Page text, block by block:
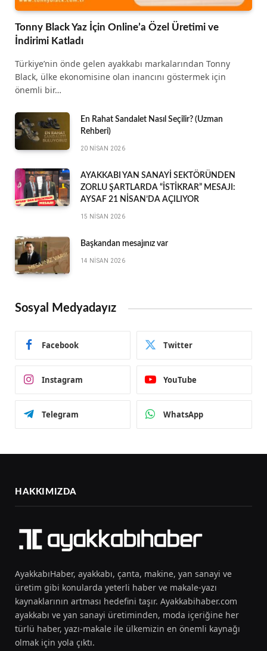
Tonny Black Yaz İçin Online’a Özel Üretimi ve
İndirimi Katladı
Türkiye’nin önde gelen ayakkabı markalarından Tonny
Black, ülke ekonomisine olan inancını göstermek için
önemli bir…
En Rahat Sandalet Nasıl Seçilir? (Uzman
Rehberi)
20 NISAN 2026
AYAKKABI YAN SANAYİ SEKTÖRÜNDEN
ZORLU ŞARTLARDA “İSTİKRAR” MESAJI:
AYSAF 21 NİSAN’DA AÇILIYOR
15 NISAN 2026
Başkandan mesajınız var
14 NISAN 2026
Sosyal Medyadayız
Facebook Twitter
Instagram YouTube
Telegram WhatsApp
HAKKIMIZDA
AyakkabıHaber, ayakkabı, çanta, makine, yan sanayi ve
üretim gibi konularda yeterli haber ve makale-yazı
kaynaklarının artması hedefini taşır. Ayakkabihaber.com
ayakkabı ve yan sanayi üretiminden, moda içeriğine her
türlü haber, yazı-makale ile ülkemizin en önemli kaynağı
olmak için yola çıktı.